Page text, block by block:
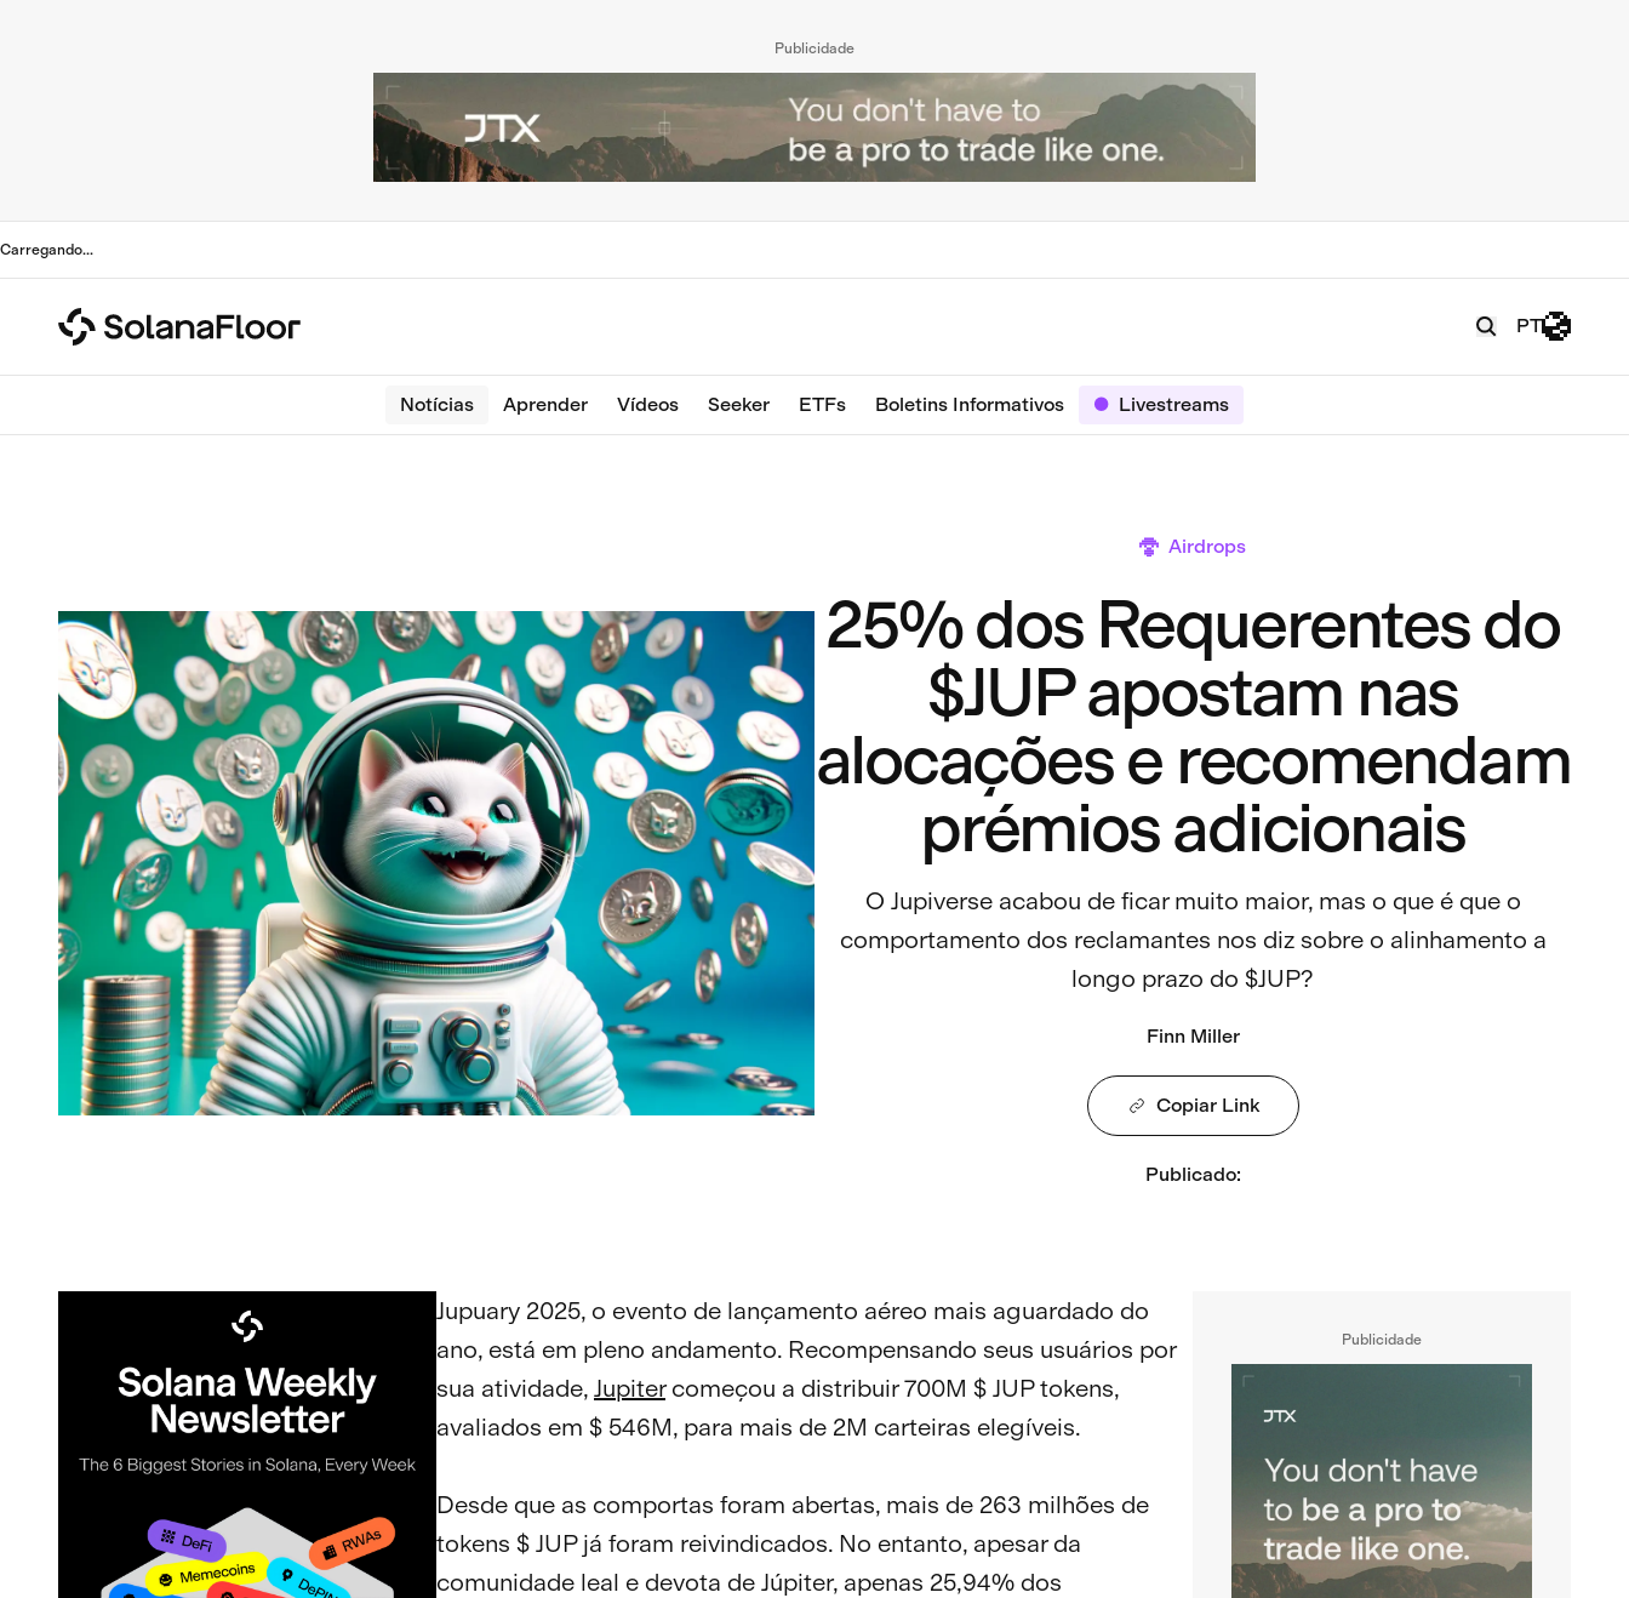
Publicidade
Carregando...
PT
Notícias Aprender Vídeos Seeker ETFs Boletins Informativos Livestreams
Airdrops
25% dos Requerentes do
$JUP apostam nas
alocações e recomendam
prémios adicionais
O Jupiverse acabou de ficar muito maior, mas o que é que o
comportamento dos reclamantes nos diz sobre o alinhamento a
longo prazo do $JUP?
Finn Miller
Copiar Link
Publicado:
Jupuary 2025, o evento de lançamento aéreo mais aguardado do
ano, está em pleno andamento. Recompensando seus usuários por
sua atividade, Jupitercomeçou a distribuir 700M $ JUP tokens,
avaliados em $ 546M, para mais de 2M carteiras elegíveis.
Desde que as comportas foram abertas, mais de 263 milhões de
tokens $ JUP já foram reivindicados. No entanto, apesar da
comunidade leal e devota de Júpiter, apenas 25,94% dos
Publicidade